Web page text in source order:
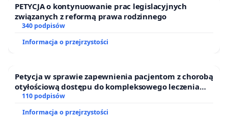
PETYCJA o kontynuowanie prac legislacyjnych
związanych z reformą prawa rodzinnego
340 podpisów
Informacja o przejrzystości
Petycja w sprawie zapewnienia pacjentom z chorobą
otyłościową dostępu do kompleksowego leczenia
oraz programów profilaktycznych.
110 podpisów
Informacja o przejrzystości